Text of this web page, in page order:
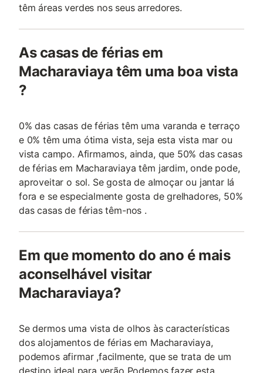
têm áreas verdes nos seus arredores.
As casas de férias em
Macharaviaya têm uma boa vista
?
0% das casas de férias têm uma varanda e terraço
e 0% têm uma ótima vista, seja esta vista mar ou
vista campo. Afirmamos, ainda, que 50% das casas
de férias em Macharaviaya têm jardim, onde pode,
aproveitar o sol. Se gosta de almoçar ou jantar lá
fora e se especialmente gosta de grelhadores, 50%
das casas de férias têm-nos .
Em que momento do ano é mais
aconselhável visitar
Macharaviaya?
Se dermos uma vista de olhos às características
dos alojamentos de férias em Macharaviaya,
podemos afirmar ,facilmente, que se trata de um
destino ideal para verão Podemos fazer esta